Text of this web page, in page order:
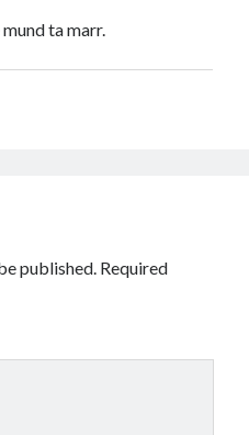
ta marr.
published. Required